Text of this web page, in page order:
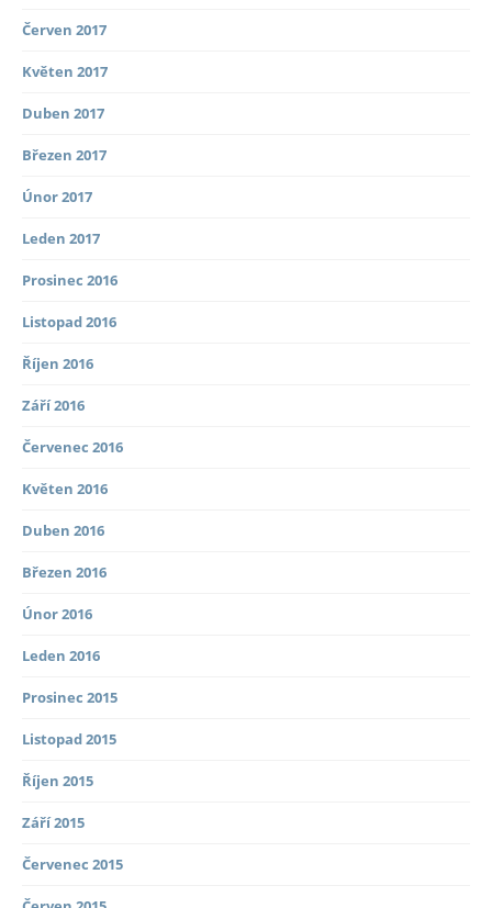
Červen 2017
Květen 2017
Duben 2017
Březen 2017
Únor 2017
Leden 2017
Prosinec 2016
Listopad 2016
Říjen 2016
Září 2016
Červenec 2016
Květen 2016
Duben 2016
Březen 2016
Únor 2016
Leden 2016
Prosinec 2015
Listopad 2015
Říjen 2015
Září 2015
Červenec 2015